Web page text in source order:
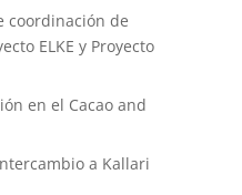
coordinación de
ELKE y Proyecto
en el Cacao and
a Kallari